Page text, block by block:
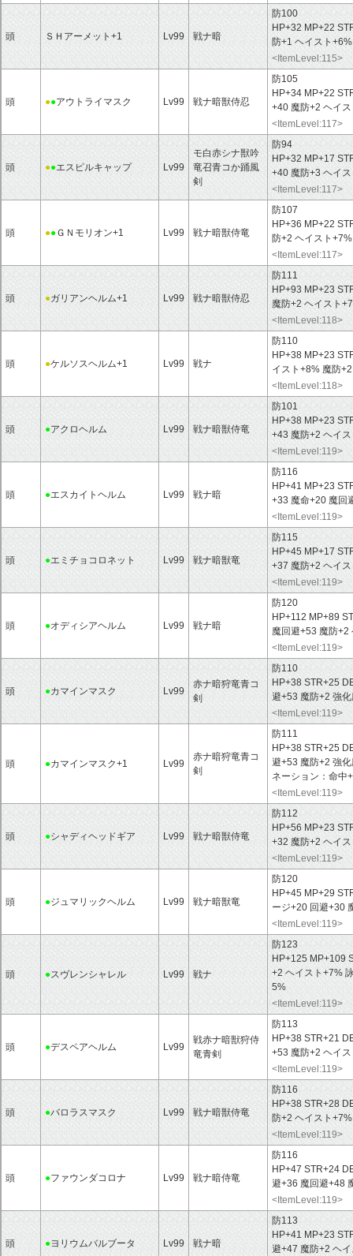
頭 ＳＨアーメット+1 Lv99 戦ナ暗
防100
HP+32 MP+22
防+1 ヘイスト
<ItemLevel:115>
頭 ●●アウトライマスク Lv99 戦ナ暗獣侍忍
防105
HP+34 MP+22
+40 魔防+2 ヘイ
<ItemLevel:117>
頭 ●●エスピルキャップ Lv99
モ白赤シナ獣吟
竜召青コか踊風
剣
防94
HP+32 MP+17
+40 魔防+3 ヘイ
<ItemLevel:117>
頭 ●●ＧＮモリオン+1 Lv99 戦ナ暗獣侍竜
防107
HP+36 MP+22
防+2 ヘイスト+7%
<ItemLevel:117>
頭 ●ガリアンヘルム+1 Lv99 戦ナ暗獣侍忍
防111
HP+93 MP+23
魔防+2 ヘイスト
<ItemLevel:118>
頭 ●ケルソスヘルム+1 Lv99 戦ナ
防110
HP+38 MP+23
イスト+8% 魔防
<ItemLevel:118>
頭 ●アクロヘルム Lv99 戦ナ暗獣侍竜
防101
HP+38 MP+23
+43 魔防+2 ヘイ
<ItemLevel:119>
頭 ●エスカイトヘルム Lv99 戦ナ暗
防116
HP+41 MP+23
+33 魔命+20 魔回
<ItemLevel:119>
頭 ●エミチョコロネット Lv99 戦ナ暗獣竜
防115
HP+45 MP+17
+37 魔防+2 ヘイ
<ItemLevel:119>
頭 ●オディシアヘルム Lv99 戦ナ暗
防120
HP+112 MP+89
魔回避+53 魔防+2
<ItemLevel:119>
頭 ●カマインマスク Lv99
赤ナ暗狩竜青コ
剣
防110
HP+38 STR+25
避+53 魔防+2 強
<ItemLevel:119>
頭 ●カマインマスク+1 Lv99
赤ナ暗狩竜青コ
剣
防111
HP+38 STR+25
避+53 魔防+2 強
ネーション：命中+
<ItemLevel:119>
頭 ●シャディヘッドギア Lv99 戦ナ暗獣侍竜
防112
HP+56 MP+23
+32 魔防+2 ヘイ
<ItemLevel:119>
頭 ●ジュマリックヘルム Lv99 戦ナ暗獣竜
防120
HP+45 MP+29
ージ+20 回避+30
<ItemLevel:119>
頭 ●スヴレンシャレル Lv99 戦ナ
防123
HP+125 MP+109
+2 ヘイスト+7%
5%
<ItemLevel:119>
頭 ●デスペアヘルム Lv99
戦赤ナ暗獣狩侍
竜青剣
防113
HP+38 STR+21
+53 魔防+2 ヘイ
<ItemLevel:119>
頭 ●バロラスマスク Lv99 戦ナ暗獣侍竜
防116
HP+38 STR+28
防+2 ヘイスト
<ItemLevel:119>
頭 ●ファウンダコロナ Lv99 戦ナ暗侍竜
防116
HP+47 STR+24
避+36 魔回避+48
<ItemLevel:119>
頭 ●ヨリウムバルブータ Lv99 戦ナ暗
防113
HP+41 MP+23
避+47 魔防+2 ヘ